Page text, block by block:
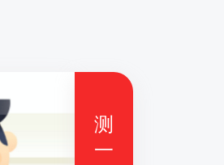
测
一